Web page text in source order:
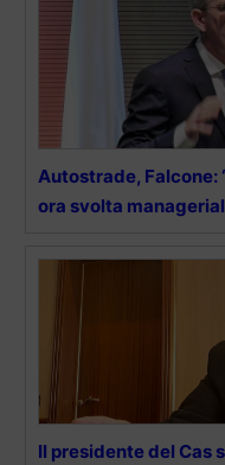
Autostrade, Falcone:
ora svolta
Il presidente del Cas